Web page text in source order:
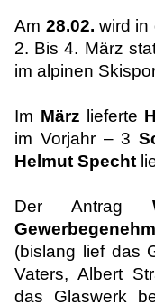
Am 28.02. wird in
2. Bis 4. März
im alpinen
Im März lieferte
im Vorjahr – 3
Helmut Specht
Der Antrag
(bislang lief das
Vaters, Albert
das Glaswerk